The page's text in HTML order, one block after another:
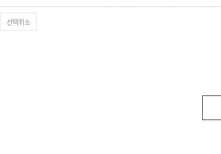
선택취소